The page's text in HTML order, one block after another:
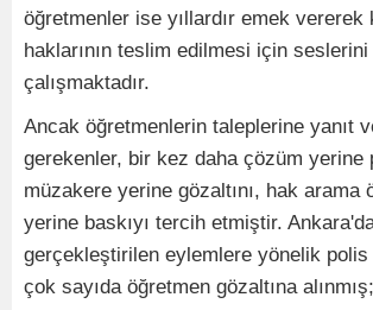
öğretmenler ise yıllardır emek vererek
haklarının teslim edilmesi için
çalışmaktadır.
Ancak öğretmenlerin taleplerine yanıt
gerekenler, bir kez daha çözüm yerine
müzakere yerine gözaltını, hak arama
yerine baskıyı tercih etmiştir.
gerçekleştirilen eylemlere yönelik polis
çok sayıda öğretmen gözaltına